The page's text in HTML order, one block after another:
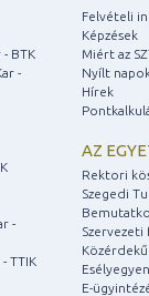
BTK
-
-
TTIK
Felvételi
Képzések
Miért az
Nyílt
Hírek
AZ
Rektori
Szegedi
E-